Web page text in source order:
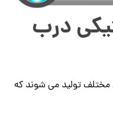
درب
مختلف تولید می شوند که